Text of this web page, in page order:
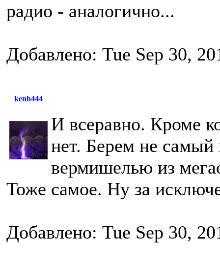
радио - аналогично...
Добавлено: Tue Sep 30,
kenh444
И всеравно. Кроме
нет. Берем не самый
вермишелью из
Тоже самое. Ну за
Добавлено: Tue Sep 30,